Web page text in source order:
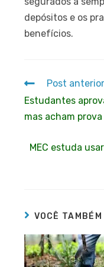
depósitos e os
benefícios.
Post anterior
Estudantes
mas acham
MEC estuda
VOCÊ